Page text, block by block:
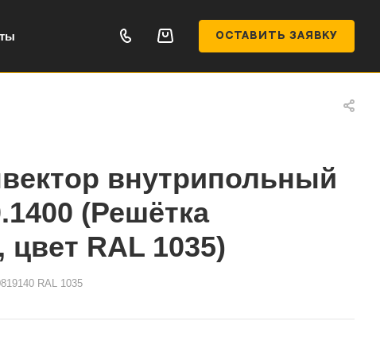
ОСТАВИТЬ ЗАЯВКУ
внутрипольный
(Решётка
цвет RAL 1035)
RAL 1035